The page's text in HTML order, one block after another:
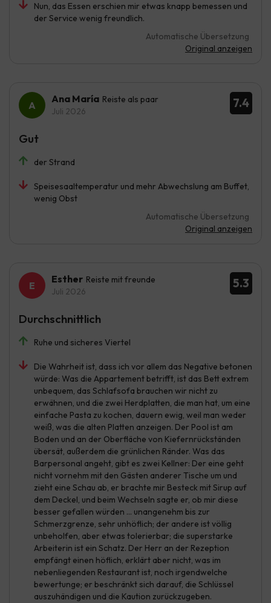
Nun, das Essen erschien mir etwas knapp bemessen und
der Service wenig freundlich.
Automatische Übersetzung
Original anzeigen
7.4
Ana María Reiste als paar
Juli 2026
der Strand
Speisesaaltemperatur und mehr Abwechslung am Buffet,
wenig Obst
Automatische Übersetzung
Original anzeigen
Gut
5.3
Esther Reiste mit freunde
Juli 2026
Ruhe und sicheres Viertel
Die Wahrheit ist, dass ich vor allem das Negative betonen
würde: Was die Appartement betrifft, ist das Bett extrem
unbequem, das Schlafsofa brauchen wir nicht zu
erwähnen, und die zwei Herdplatten, die man hat, um eine
einfache Pasta zu kochen, dauern ewig, weil man weder
weiß, was die alten Platten anzeigen. Der Pool ist am
Boden und an der Oberfläche von Kiefernrückständen
übersät, außerdem die grünlichen Ränder. Was das
Barpersonal angeht, gibt es zwei Kellner: Der eine geht
nicht vornehm mit den Gästen anderer Tische um und
zieht eine Schau ab, er brachte mir Besteck mit Sirup auf
dem Deckel, und beim Wechseln sagte er, ob mir diese
besser gefallen würden … unangenehm bis zur
Schmerzgrenze, sehr unhöflich; der andere ist völlig
unbeholfen, aber etwas tolerierbar; die superstarke
Arbeiterin ist ein Schatz. Der Herr an der Rezeption
empfängt einen höflich, erklärt aber nicht, was im
nebenliegenden Restaurant ist, noch irgendwelche
bewertunge; er beschränkt sich darauf, die Schlüssel
auszuhändigen und die Kaution zurückzugeben.
Durchschnittlich